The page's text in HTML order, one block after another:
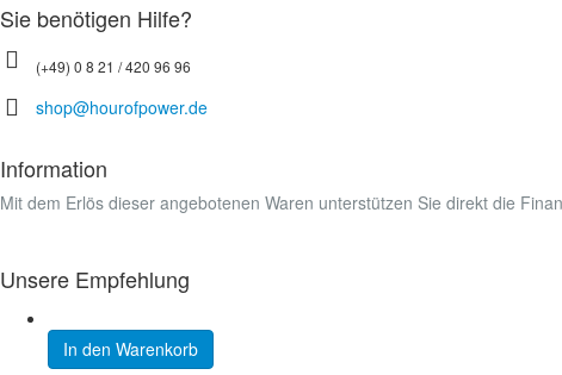
Sie benötigen Hilfe?
(+49) 0 8 21 / 420 96 96
shop@hourofpower.de
Information
Mit dem Erlös dieser angebotenen Waren unterstützen Sie direkt die
Unsere Empfehlung
In den Warenkorb